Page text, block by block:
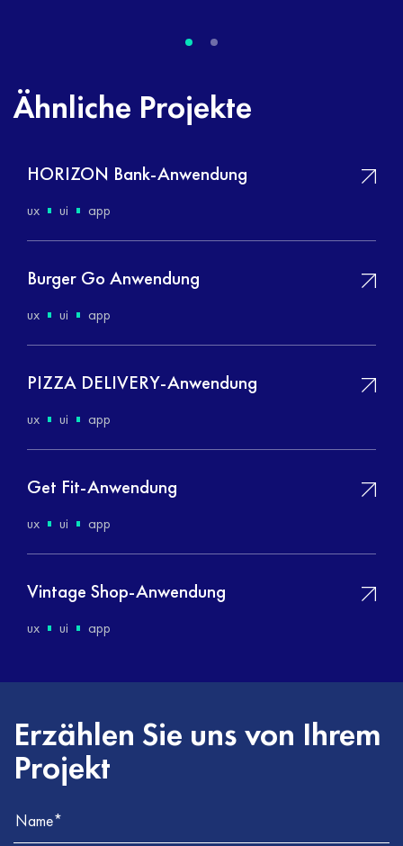
Ähnliche Projekte
HORIZON Bank-Anwendung
ux ui app
Burger Go Anwendung
ux ui app
PIZZA DELIVERY-Anwendung
ux ui app
Get Fit-Anwendung
ux ui app
Vintage Shop-Anwendung
ux ui app
Erzählen Sie uns von Ihrem
Projekt